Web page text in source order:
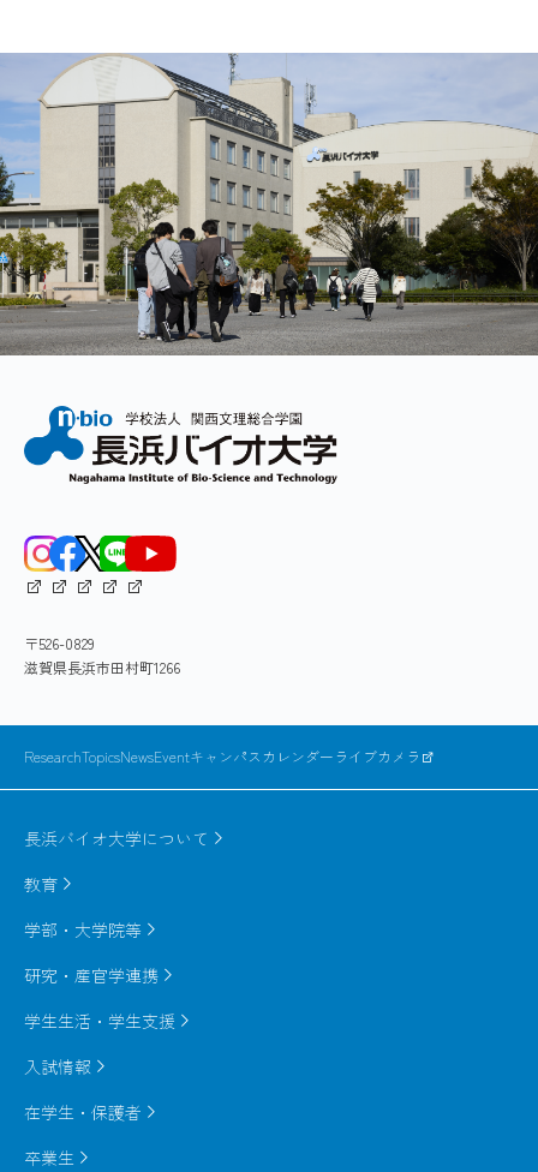
ン合成研究へと展開する。さらに、ケミカルバイ
オロジーの手法より分子設計にフィードバックを
行い、より優れた治療薬の創製を目指す。
O-アシルイソペプチド法とクリックペプチド
新規ペプチド合成法「O-アシルイソペプチド法」
を開発し、アルツハイマー病（AD）研究用ツール
へと応用した。すなわち、アミロイドβペプチド
チド」と名付け、AD発症のメカニズムの核心に迫
るツールを開発した。（図：O-アシルイソペプチ
ドからのAβの生成）
分子認識に基づくプロテアーゼ阻害剤
メチルカルボニル(HMC)を提案し、基質アミノ酸配
列にHMCを組込んだペプチドミメティック阻害剤
をデザインした。中でも、トリペプチド型阻害剤
のKNI-272は世界で初めての中性子結晶構造解析が
なされ、HMCとHIVプロテアーゼ活性中心の2つの
Asp残基との水素結合の様子が明らかになり、HMC
れた（図：KNI-272と中性子結晶構造解析による
HMCの水素結合相互作用）。
to biomolecular research on important amino acids,
peptides and proteins as targets. The research
results expand the design and synthesis of ligands
and inhibitors based on molecular recognition
analysis of biomolecules that play important roles in
the pathogenesis of difficult diseases such as
infectious diseases, Alzheimer's disease and cancer.
Furthermore, using chemical biology methodology,
feedback on molecular design is carried out to
achieve more excellent therapeutic drug
development.
O-Acyl Isopeptide method and Click Peptide
isopeptide method" is being applied as a research
tool for Alzheimer's disease (AD). The O-acyl
isopeptide was named as "click peptide" and is
of the onset of AD.
(HMC) group as a substrate transition state mimic
containing HMC. Among the inhibitors, a tripeptide
inhibitor, KNI-272 was examined by neutron crystal
hydrogen bonding interactions between HMC and
the HIV protease's active site's Asp residues,
demonstrating that HMC is the ideal transition state
mimic.
The methodology of inhibitor design incorporating
HMC into the substrate amino acid sequence is
Adachi H, Takano K, Mori Y, Hidaka K,
inhibitor KNI-272 determined by high
(2009).「生命を支える美しい分子たち」（
2
Taniguchi A, Sohma Y, Hirayama Y, Mukai
production and aggregation of monomer
(2009).
3
Kiso Y, Taniguchi A, Sohma Y: Click
4
Nezami A, Kimura T, Hidaka K, Kiso A, Liu
falciparum proteases by a designed
5
Hofmann K, Finn F M, Kiso Y: Avidin-biotin
Amer. Chem. Soc., 100, 3585-3590 (1978).
〒526-0829
滋賀県長浜市田村町1266
ResearchTopicsNewsEventキャンパスカレンダーライブカメラ
長浜バイオ大学について
研究・産官学連携
教育
学生生活・学生支援
学部・大学院等
入試情報
在学生・保護者
卒業生